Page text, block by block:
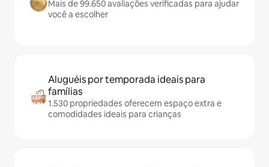
Mais de 99.650 avaliações verificadas para ajudar
você a escolher
Aluguéis por temporada ideais para
famílias
1.530 propriedades oferecem espaço extra e
comodidades ideais para crianças